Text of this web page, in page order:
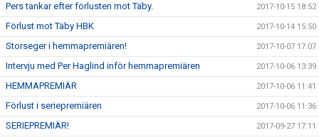
Pers tankar efter förlusten mot Täby. 2017-10-15 18:52
Förlust mot Täby HBK 2017-10-14 15:50
Storseger i hemmapremiären! 2017-10-07 17:07
Intervju med Per Haglind inför hemmapremiären 2017-10-06 13:39
HEMMAPREMIÄR 2017-10-06 11:41
Förlust i seriepremiären 2017-10-06 11:36
SERIEPREMIÄR! 2017-09-27 17:11